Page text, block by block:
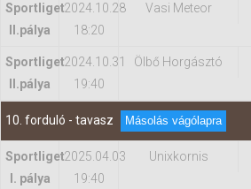
Sportliget
II.pálya
2024.10.28
18:20
Vasi Meteor
Sportliget
II.pálya
2024.10.31
19:40
Ölbő Horgásztó
10. forduló - tavasz Másolás vágólapra
Sportliget
I. pálya
2025.04.03
19:40
Unixkornis